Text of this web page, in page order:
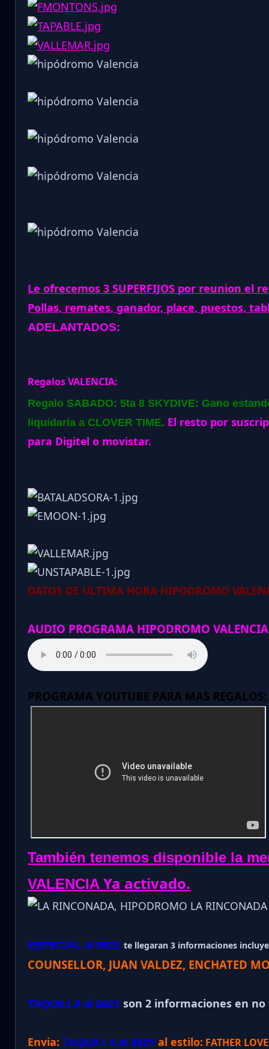
Le ofrecemos 3 SUPERFIJOS por reunion el
Pollas, remates, ganador, place, puestos,
ADELANTADOS:
Regalos VALENCIA:
Regalo SABADO: 5ta 8 SKYDIVE: Gano
liquidaria a CLOVER TIME. El resto por
para Digitel o movistar.
DATOS DE ULTIMA HORA HIPODROMO
AUDIO PROGRAMA HIPODROMO
PROGRAMA YOUTUBE PARA MAS REGALOS:
También tenemos disponible la
VALENCIA Ya activado.
ESPECIAL al 8621 te llegaran 3 informaciones
COUNSELLOR, JUAN VALDEZ, ENCHATED
TAQUILLA al 8621 son 2 informaciones en no
Envia: TAQUILLA al 8621 al estilo: FATHER